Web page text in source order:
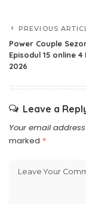
PREVIOUS
Power Couple
Episodul 15 online
2026
Leave a
Your email
marked *